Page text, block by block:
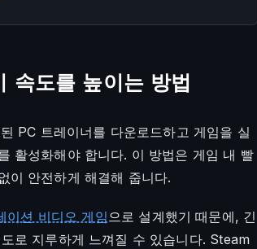
도를 높이는 방법
PC 트레이너를 다운로드하고 게임을 실
활성화해야 합니다. 이 방법은 게임 내 빨
이 안전하게 해결해 줍니다.
이션 비디오 게임으로 설계했기 때문에, 긴
로 지루하게 느껴질 수 있습니다. Steam